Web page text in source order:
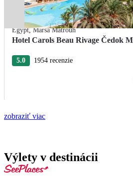
Egypt,Marsa Matrouh
Hotel Carols Beau Rivage Čedok
5.0 1954 recenzie
zobraziť viac
Výlety v destinácii